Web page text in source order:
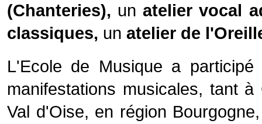
(Chanteries), unatelier vocal
classiques, un atelier de
L'Ecole de Musique a
manifestations musicales, tant
Val d'Oise, en région